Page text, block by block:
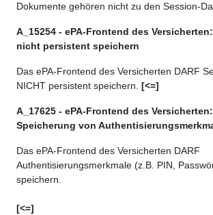
Dokumente gehören nicht zu den Session-
A_15254 - ePA-Frontend des
nicht persistent speichern
Das ePA-Frontend des Versicherten DARF
NICHT persistent speichern. [<=]
A_17625 - ePA-Frontend des
Speicherung von
Das ePA-Frontend des Versicherten DARF
Authentisierungsmerkmale (z.B. PIN,
speichern.
[<=]